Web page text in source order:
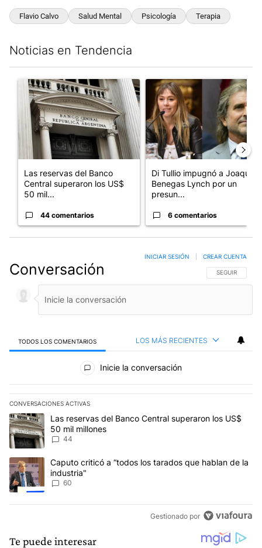
Flavio Calvo Salud Mental Psicología Terapia
Noticias en Tendencia
Un artículo de tendencia con el título "Las reservas del Banco
Las reservas del Banco
Central superaron los US$
50 mil...
44 comentarios
Un artículo de tendencia
Di Tullio impugnó a Joaquín
Benegas Lynch por un
presun...
6 comentarios
Conversación SIGA ESTA
SEGUIR
INICIAR SESIÓN CREAR CUENTA
TODOS LOS COMENTARIOS LOS MÁS RECIENTES
Todos los comentarios
Inicie la conversación
CONVERSACIONES ACTIVAS
Este listado muestra los artículos con más comentarios en los
Un artículo de tendencia con el título "Las reservas del Banco
Las reservas del Banco Central superaron los US$
50 mil millones
44
Un artículo de tendencia con el título "Caputo criticó a “todos
Caputo criticó a “todos los tarados que hablan de la
industria"
60
Gestionado por